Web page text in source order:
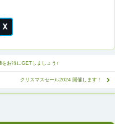
お得にGETしましょう♪
クリスマスセール2024 開催します！